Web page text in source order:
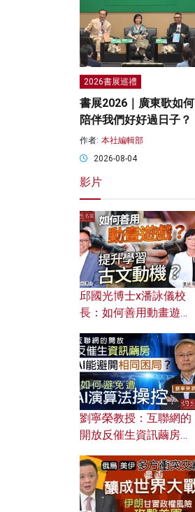
2026書展巡禮
書展2026｜廣東歌如何
陪伴我們好好過日子？
作者: 本社編輯部
2026-08-04
影片
邱國光博士x潘詠儀校
長：如何善用動畫遊戲
劉寧榮教授：互聯網的
開放反催生資訊繭房，
何避免遭AI演算法操
控？